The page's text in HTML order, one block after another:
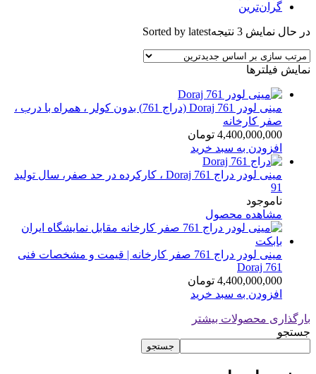
گران‌ترین
در حال نمایش 3 نتیجه Sorted by latest
نمایش فیلترها
مینی لودر Doraj 761 (دراج 761) بدون کولر ، همراه با درب ،
صفر کارخانه
4,400,000,000 تومان
افزودن به سبد خرید
مینی لودر دراج Doraj 761 ، کارکرده در حد صفر، سال تولید
91
ناموجود
مشاهده محصول
مینی لودر دراج 761 صفر کارخانه | قیمت و مشخصات فنی
Doraj 761
4,400,000,000 تومان
افزودن به سبد خرید
بارگذاری محصولات بیشتر
جستجو
جستجو